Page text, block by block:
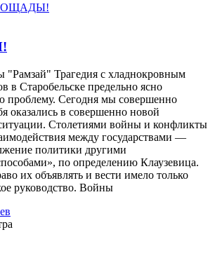
ПОЩАДЫ!
"Рамзай" Трагедия с хладнокровным
в Старобельске предельно ясно
проблему. Сегодня мы совершенно
оказались в совершенно новой
Столетиями войны и конфликты
между государствами —
политики другими
по определению Клаузевица.
их объявлять и вести имело только
руководство. Войны